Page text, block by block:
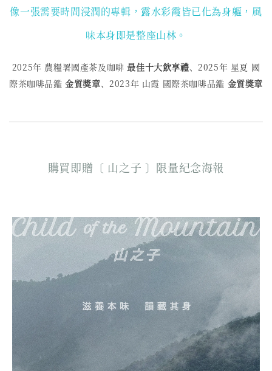
像一張需要時間浸潤的專輯，露水彩霞皆已化為身軀， 風
味本身即是整座山林。
2025年 農糧署國產茶及咖啡最佳十大飲享禮、2025年 星夏 國
際茶咖啡品鑑金質獎章、2023年 山霞 國際茶咖啡品鑑 金質獎章
購買即贈〔 山之子 〕限量紀念海報